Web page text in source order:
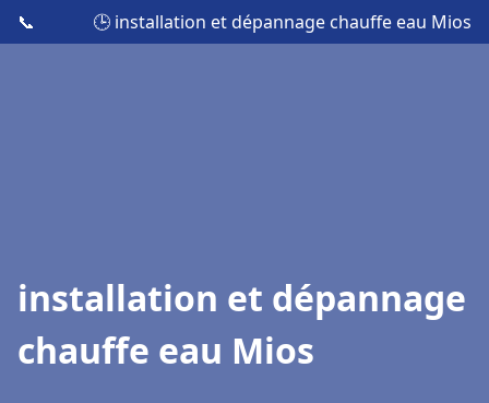
📞 🕒 installation et dépannage chauffe eau Mios
installation et dépannage
chauffe eau Mios